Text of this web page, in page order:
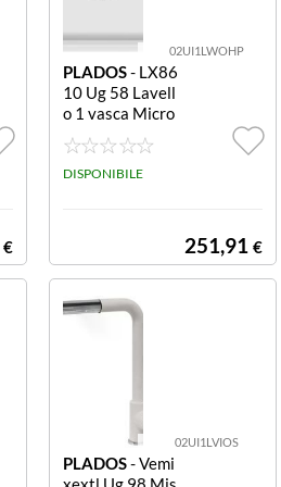
€
02UI1LWOHP
PLADOS- LX86
10 Ug 58 Lavell
o 1 vasca Micro
ultragranit 86 x
51 cm Bianco L
X8610 UG 58 -
co latte
DISPONIBILE
251,91 €
02UI1LVIOS
PLADOS- Vemi